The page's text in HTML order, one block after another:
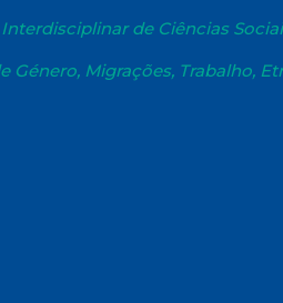
de Ciências
Género, Migrações, Trabalho,